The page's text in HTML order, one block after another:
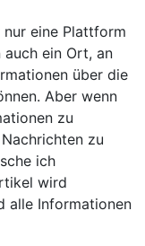
eine Plattform
auch ein Ort, an
über die
Aber wenn
zu
zu
ich
wird
alle Informationen